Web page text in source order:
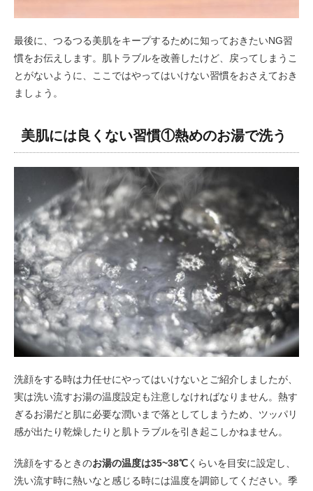
最後に、つるつる美肌をキープするために知っておきたいNG習
慣をお伝えします。肌トラブルを改善したけど、戻ってしまうこ
とがないように、ここではやってはいけない習慣をおさえておき
ましょう。
美肌には良くない習慣①熱めのお湯で洗う
洗顔をする時は力任せにやってはいけないとご紹介しましたが、
実は洗い流すお湯の温度設定も注意しなければなりません。熱す
ぎるお湯だと肌に必要な潤いまで落としてしまうため、ツッパリ
感が出たり乾燥したりと肌トラブルを引き起こしかねません。
洗顔をするときのお湯の温度は35~38℃くらいを目安に設定し、
洗い流す時に熱いなと感じる時には温度を調節してください。季